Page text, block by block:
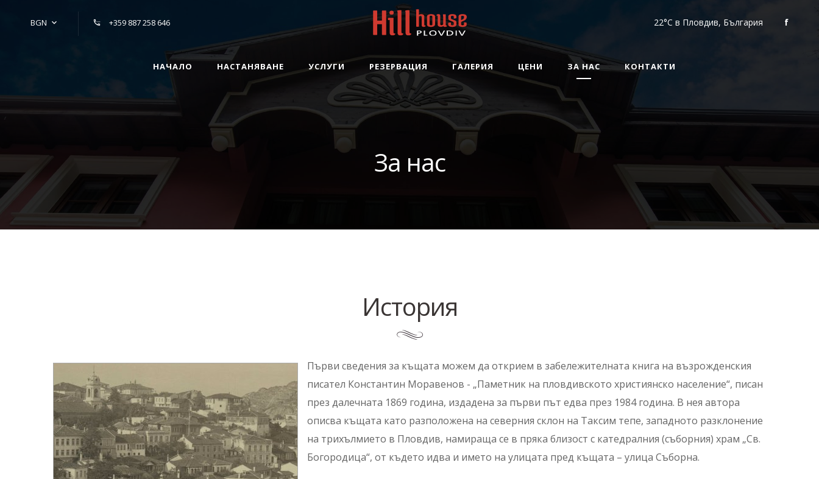
BGN +359 887 258 646 22°C в Пловдив, България f
НАЧАЛО НАСТАНЯВАНЕ УСЛУГИ РЕЗЕРВАЦИЯ ГАЛЕРИЯ ЦЕНИ ЗА НАС КОНТАКТИ
За нас
История
Първи сведения за къщата можем да открием в забележителната книга на възрожденския
писател Константин Моравенов - „Паметник на пловдивското християнско население“, писан
през далечната 1869 година, издадена за първи път едва през 1984 година. В нея автора
описва къщата като разположена на северния склон на Таксим тепе, западното разклонение
на трихълмието в Пловдив, намираща се в пряка близост с катедралния (съборния) храм „Св.
Богородица“, от където идва и името на улицата пред къщата – улица Съборна.